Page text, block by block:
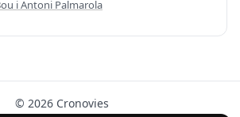
i Antoni Palmarola
© 2026 Cronovies